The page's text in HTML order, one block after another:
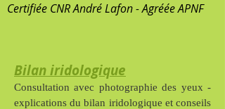
Certifiée CNR André Lafon - Agréée APNF
Bilan iridologique
Consultation avec photographie des yeux -
explications du bilan iridologique et conseils